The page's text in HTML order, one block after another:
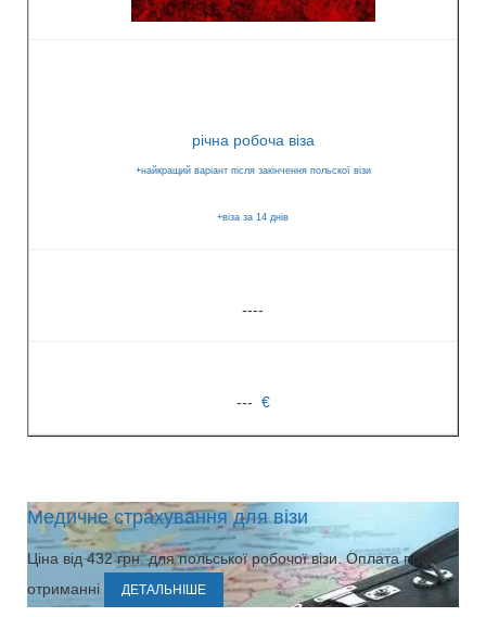
річна робоча віза
+найкращий варіант після закінчення польскої візи
+віза за 14 днів
----
--- €
Медичне страхування для візи
Ціна від 432 грн. для польської робочої візи. Оплата при
отриманні
ДЕТАЛЬНІШЕ